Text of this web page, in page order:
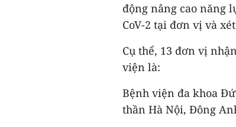
động nâng cao năng
CoV-2 tại đơn vị và
Cụ thể, 13 đơn vị
viện là:
Bệnh viện đa khoa
thần Hà Nội, Đông